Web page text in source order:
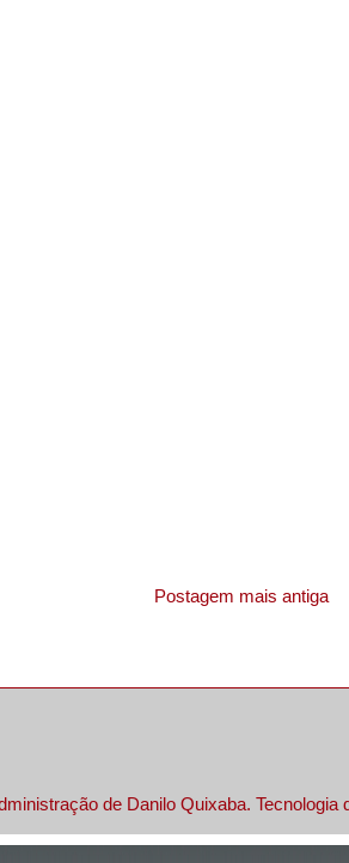
Postagem mais antiga
de Danilo Quixaba. Tecnologia